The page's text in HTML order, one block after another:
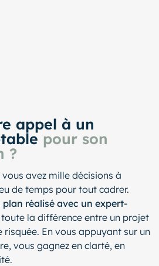
appel à un
pour son
?
avez mille décisions à
de temps pour tout cadrer.
plan réalisé avec un expert-
la différence entre un projet
En vous appuyant sur un
vous gagnez en clarté, en